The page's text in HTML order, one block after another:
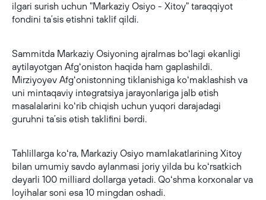
ilgari surish uchun "Markaziy Osiyo - Xitoy" taraqqiyot
fondini taʼsis etishni taklif qildi.
Sammitda Markaziy Osiyoning ajralmas boʻlagi ekanligi
aytilayotgan Afgʻoniston haqida ham gaplashildi.
Mirziyoyev Afgʻonistonning tiklanishiga koʻmaklashish va
uni mintaqaviy integratsiya jarayonlariga jalb etish
masalalarini koʻrib chiqish uchun yuqori darajadagi
guruhni taʼsis etish taklifini berdi.
Tahlillarga koʻra, Markaziy Osiyo mamlakatlarining Xitoy
bilan umumiy savdo aylanmasi joriy yilda bu koʻrsatkich
deyarli 100 milliard dollarga yetadi. Qoʻshma korxonalar va
loyihalar soni esa 10 mingdan oshadi.